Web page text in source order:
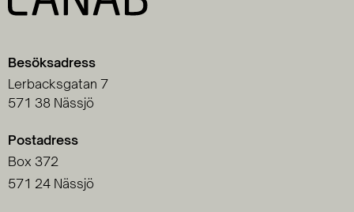
Besöksadress
Lerbacksgatan 7
571 38 Nässjö
Postadress
Box 372
571 24 Nässjö